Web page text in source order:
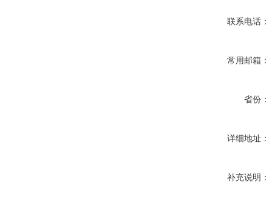
联系电话：
常用邮箱：
省份：
详细地址：
补充说明：